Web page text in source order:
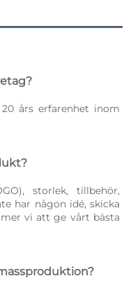
års erfarenhet inom
storlek, tillbehör,
har någon idé, skicka
vi att ge vårt bästa